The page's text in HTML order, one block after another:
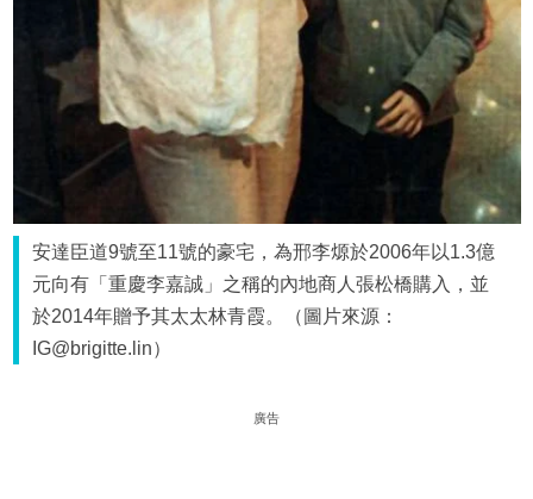
安達臣道9號至11號的豪宅，為邢李㷧於2006年以1.3億
元向有「重慶李嘉誠」之稱的內地商人張松橋購入，並
於2014年贈予其太太林青霞。（圖片來源：
IG@brigitte.lin）
廣告